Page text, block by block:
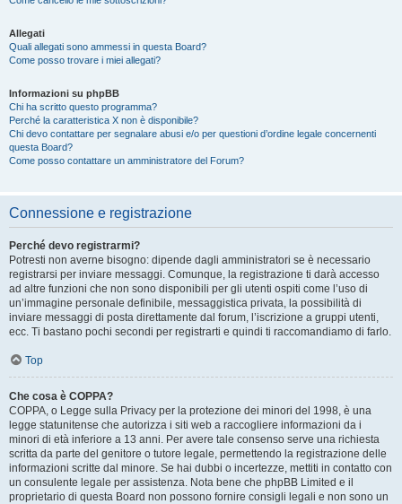
Allegati
Quali allegati sono ammessi in questa Board?
Come posso trovare i miei allegati?
Informazioni su phpBB
Chi ha scritto questo programma?
Perché la caratteristica X non è disponibile?
Chi devo contattare per segnalare abusi e/o per questioni d’ordine legale concernenti
questa Board?
Come posso contattare un amministratore del Forum?
Connessione e registrazione
Perché devo registrarmi?
Potresti non averne bisogno: dipende dagli amministratori se è necessario
registrarsi per inviare messaggi. Comunque, la registrazione ti darà accesso
ad altre funzioni che non sono disponibili per gli utenti ospiti come l’uso di
un’immagine personale definibile, messaggistica privata, la possibilità di
inviare messaggi di posta direttamente dal forum, l’iscrizione a gruppi utenti,
ecc. Ti bastano pochi secondi per registrarti e quindi ti raccomandiamo di farlo.
Top
Che cosa è COPPA?
COPPA, o Legge sulla Privacy per la protezione dei minori del 1998, è una
legge statunitense che autorizza i siti web a raccogliere informazioni da i
minori di età inferiore a 13 anni. Per avere tale consenso serve una richiesta
scritta da parte del genitore o tutore legale, permettendo la registrazione delle
informazioni scritte dal minore. Se hai dubbi o incertezze, mettiti in contatto con
un consulente legale per assistenza. Nota bene che phpBB Limited e il
proprietario di questa Board non possono fornire consigli legali e non sono un